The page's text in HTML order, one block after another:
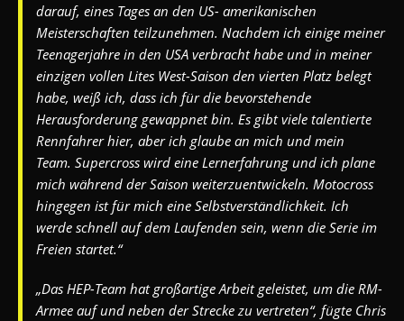
darauf, eines Tages an den US- amerikanischen
Meisterschaften teilzunehmen. Nachdem ich einige meiner
Teenagerjahre in den USA verbracht habe und in meiner
einzigen vollen Lites West-Saison den vierten Platz belegt
habe, weiß ich, dass ich für die bevorstehende
Herausforderung gewappnet bin. Es gibt viele talentierte
Rennfahrer hier, aber ich glaube an mich und mein
Team. Supercross wird eine Lernerfahrung und ich plane
mich während der Saison weiterzuentwickeln. Motocross
hingegen ist für mich eine Selbstverständlichkeit. Ich
werde schnell auf dem Laufenden sein, wenn die Serie im
Freien startet.“
„Das HEP-Team hat großartige Arbeit geleistet, um die RM-
Armee auf und neben der Strecke zu vertreten“, fügte Chris